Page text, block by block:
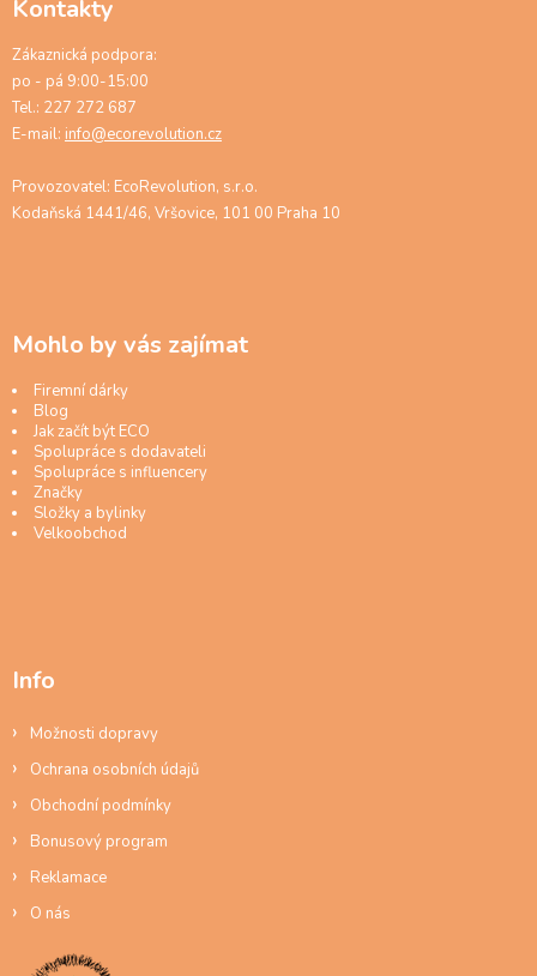
Kontakty
Zákaznická podpora:
po - pá 9:00-15:00
Tel.: 227 272 687
E-mail: info@ecorevolution.cz
Provozovatel: EcoRevolution, s.r.o.
Kodaňská 1441/46, Vršovice, 101 00 Praha 10
Mohlo by vás zajímat
Firemní dárky
Blog
Jak začít být ECO
Spolupráce s dodavateli
Spolupráce s influencery
Značky
Složky a bylinky
Velkoobchod
Info
Možnosti dopravy
Ochrana osobních údajů
Obchodní podmínky
Bonusový program
Reklamace
O nás